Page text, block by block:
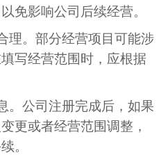
免影响公司后续经营。
理。部分经营项目可能涉
写经营范围时，应根据
。公司注册完成后，如果
更或者经营范围调整，
。